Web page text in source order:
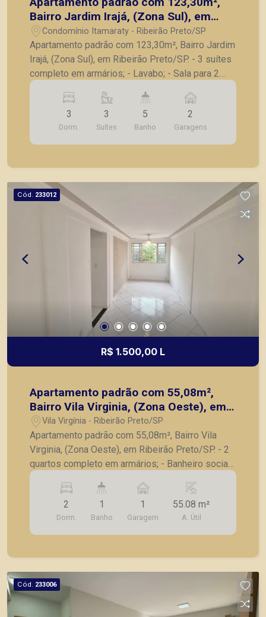
Bairro Jardim Irajá, (Zona Sul), em
Ribeirão Preto/SP.
Condomínio Itamaraty - Ribeirão Preto/SP
Apartamento padrão com 123,30m², Bairro Jardim
Irajá, (Zona Sul), em Ribeirão Preto/SP. - 3 suítes
completo em armários; - Lavabo; - Sala para 2
ambientes; - Cozinha planejada; - Lavanderia; -
Banheiro de serviço; - Varanda gourmet fechada
em vidro; - 2 vagas de garagem. A Piramid tem
como objetivo atender seus clientes com
agilidade e segurança, em locação, vendas de
Preto
3
Dorm.
3
Suítes
5
Banho
2
Garagens
Cód. 233012
R$ 1.500,00 L
Apartamento padrão com 55,08m²,
Bairro Vila Virginia, (Zona Oeste), em
Ribeirão Preto/SP.
Vila Virgínia - Ribeirão Preto/SP
Apartamento padrão com 55,08m², Bairro Vila
Virginia, (Zona Oeste), em Ribeirão Preto/SP. - 2
quartos completo em armários; - Banheiro social;
- Sala para 2 ambientes; - Cozinha com armários;
- Lavanderia; - 1 vaga de garagem. A Piramid tem
como objetivo atender seus clientes com
agilidade e segurança, em locação, vendas de
imóveis prontos, usados ou mesmo nos
2
Dorm.
1
Banho
1
Garagem
55.08 m²
A. Útil
Cód. 233006